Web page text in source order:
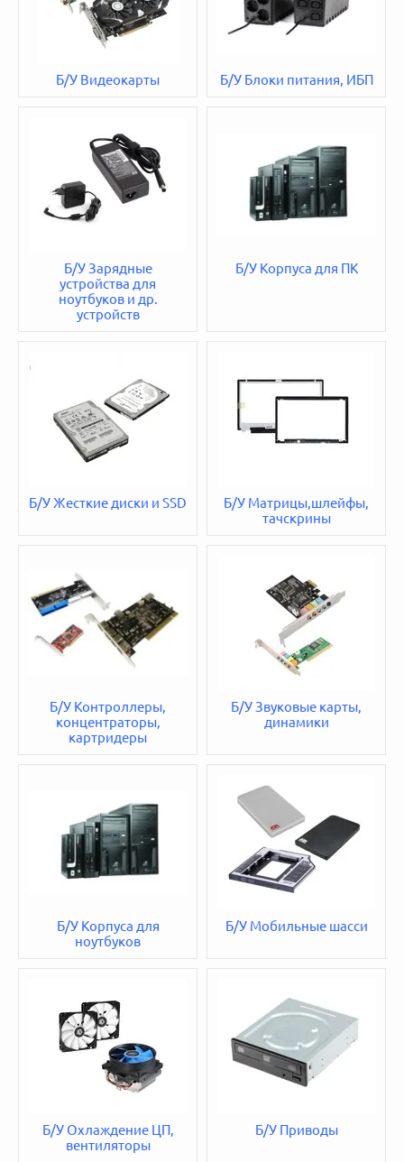
Б/У Видеокарты Б/У Блоки питания, ИБП
Б/У Зарядные
устройства для
ноутбуков и др.
устройств
Б/У Корпуса для ПК
Б/У Жесткие диски и SSD
Б/У Матрицы,шлейфы,
тачскрины
Б/У Контроллеры,
концентраторы,
картридеры
Б/У Звуковые карты,
динамики
Б/У Корпуса для
ноутбуков
Б/У Мобильные шасси
Б/У Охлаждение ЦП,
вентиляторы
Б/У Приводы